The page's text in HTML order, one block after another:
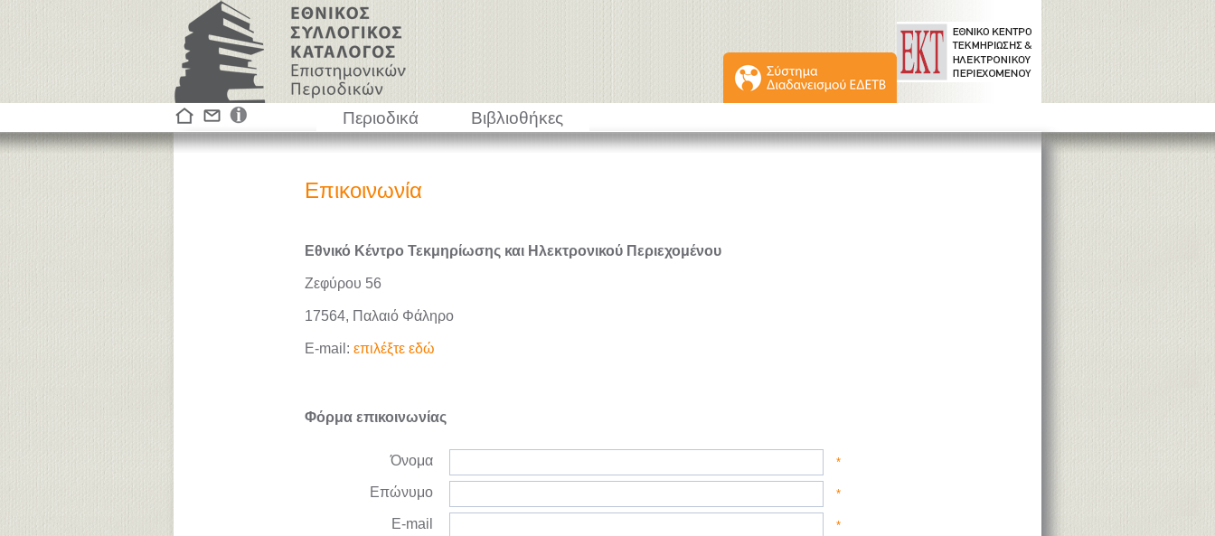
Περιοδικά Βιβλιοθήκες
Επικοινωνία
Εθνικό Κέντρο Τεκμηρίωσης και Ηλεκτρονικού Περιεχομένου
Ζεφύρου 56
17564, Παλαιό Φάληρο
E-mail: επιλέξτε εδώ
Φόρμα επικοινωνίας
Όνομα *
Επώνυμο *
E-mail *